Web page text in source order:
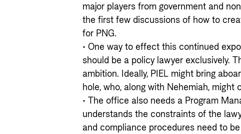
major players from government and
the first few discussions of how to
for PNG.
• One way to effect this continued
should be a policy lawyer exclusively.
ambition. Ideally, PIEL might bring
hole, who, along with Nehemiah,
• The office also needs a Program
understands the constraints of the
and compliance procedures need to